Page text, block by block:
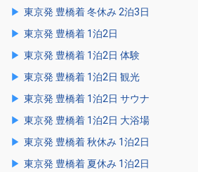
東京発 豊橋着 冬休み 2泊3日
東京発 豊橋着 1泊2日
東京発 豊橋着 1泊2日 体験
東京発 豊橋着 1泊2日 観光
東京発 豊橋着 1泊2日 サウナ
東京発 豊橋着 1泊2日 大浴場
東京発 豊橋着 秋休み 1泊2日
東京発 豊橋着 夏休み 1泊2日